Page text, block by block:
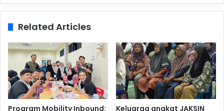
Related Articles
Program Mobility Inbound: Keluarga angkat JAKSIN